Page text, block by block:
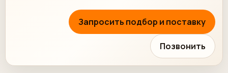
Запросить подбор и поставку
Позвонить